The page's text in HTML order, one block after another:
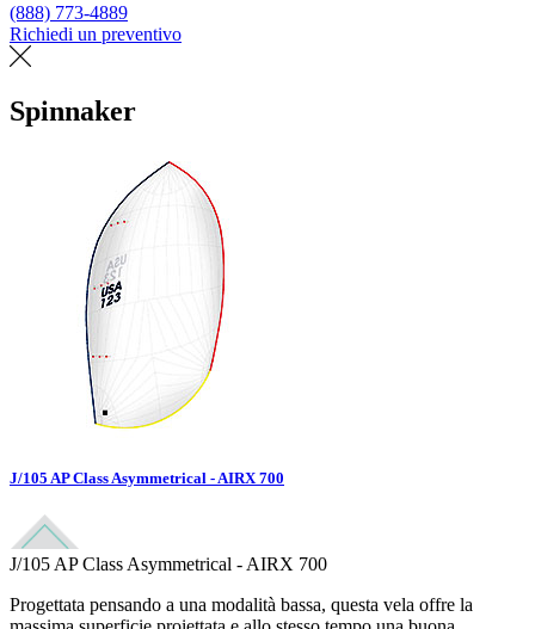
(888) 773-4889
Richiedi un preventivo
Spinnaker
J/105 AP Class Asymmetrical - AIRX 700
J/105 AP Class Asymmetrical - AIRX 700
Progettata pensando a una modalità bassa, questa vela offre la